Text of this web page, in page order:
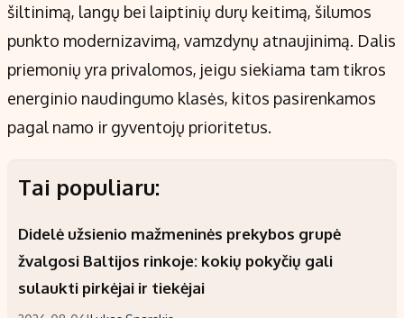
šiltinimą, langų bei laiptinių durų keitimą, šilumos
punkto modernizavimą, vamzdynų atnaujinimą. Dalis
priemonių yra privalomos, jeigu siekiama tam tikros
energinio naudingumo klasės, kitos pasirenkamos
pagal namo ir gyventojų prioritetus.
Tai populiaru:
Didelė užsienio mažmeninės prekybos grupė
žvalgosi Baltijos rinkoje: kokių pokyčių gali
sulaukti pirkėjai ir tiekėjai